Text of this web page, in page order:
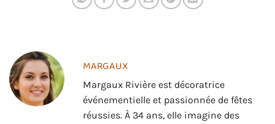
MARGAUX
Margaux Rivière est décoratrice
événementielle et passionnée de fêtes
réussies. À 34 ans, elle imagine des